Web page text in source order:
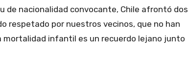
de nacionalidad convocante, Chile afrontó dos
respetado por nuestros vecinos, que no han
infantil es un recuerdo lejano junto